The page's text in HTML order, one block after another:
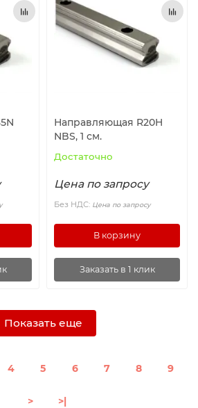
Направляющая R20H
NBS, 1 см.
Достаточно
Цена по запросу
Без НДС: Цена по запросу
В корзину
Заказать в 1 клик
Показать еще
4 5 6 7 8 9
> >|